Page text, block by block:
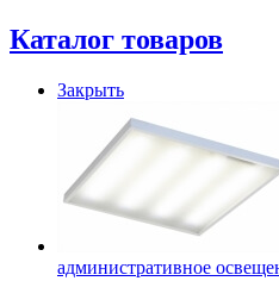
Каталог товаров
Закрыть
административное